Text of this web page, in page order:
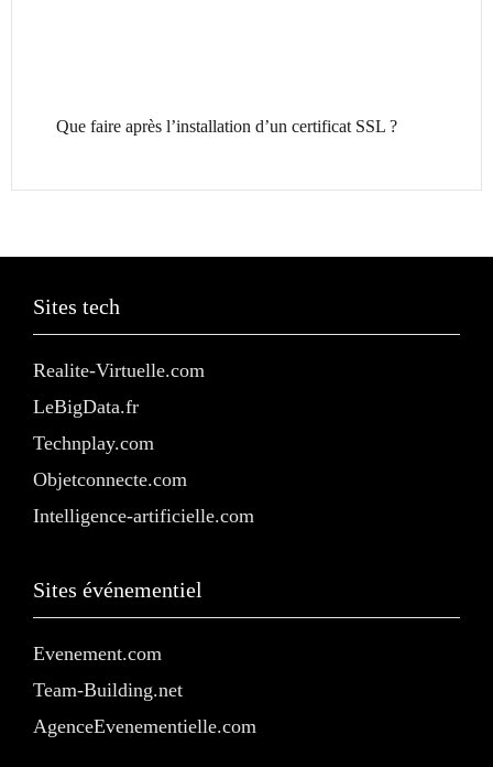
Que faire après l’installation d’un certificat SSL ?
Sites tech
Realite-Virtuelle.com
LeBigData.fr
Technplay.com
Objetconnecte.com
Intelligence-artificielle.com
Sites événementiel
Evenement.com
Team-Building.net
AgenceEvenementielle.com